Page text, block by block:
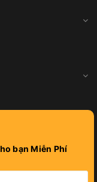
bạn Miễn Phí